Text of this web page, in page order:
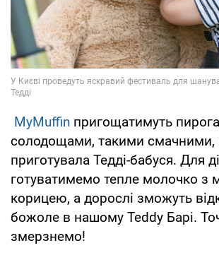
MyMuffin пригощатимуть
солодощами, такими смачними,
приготувала Тедді-бабуся. Для
готуватимемо тепле молочко з
корицею, а дорослі зможуть
божоле в нашому Teddy Барі.
змерзнемо!